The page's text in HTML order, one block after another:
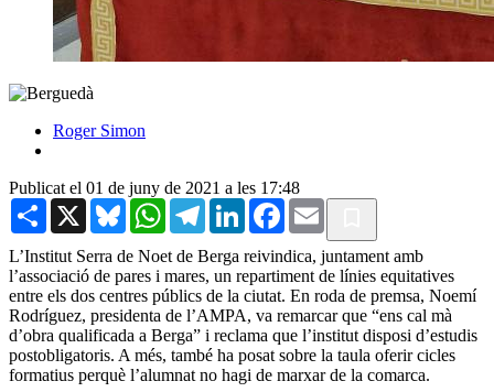
Roger Simon
Publicat el 01 de juny de 2021 a les 17:48
Share X BlueskyWhatsAppTelegramLinkedInFacebook
Email
L’Institut Serra de Noet de Berga reivindica, juntament amb
l’associació de pares i mares, un repartiment de línies equitatives
entre els dos centres públics de la ciutat. En roda de premsa, Noemí
Rodríguez, presidenta de l’AMPA, va remarcar que “ens cal mà
d’obra qualificada a Berga” i reclama que l’institut disposi d’estudis
postobligatoris. A més, també ha posat sobre la taula oferir cicles
formatius perquè l’alumnat no hagi de marxar de la comarca.